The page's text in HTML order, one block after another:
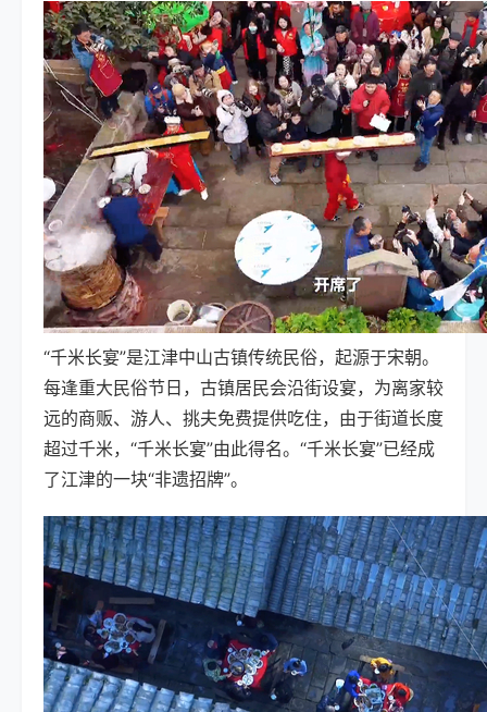
“千米长宴”是江津中山古镇传统民俗，起源于宋朝。
每逢重大民俗节日，古镇居民会沿街设宴，为离家较
远的商贩、游人、挑夫免费提供吃住，由于街道长度
超过千米，“千米长宴”由此得名。“千米长宴”已经成
了江津的一块“非遗招牌”。